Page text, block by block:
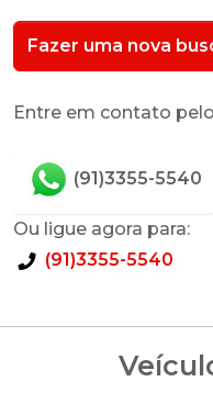
Fazer uma nova
Entre em contato
(91)3355-5540
Ou ligue agora para:
(91)3355-5540